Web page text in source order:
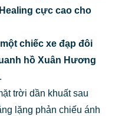
cực cao cho
chiếc xe đạp đôi
hồ Xuân Hương
trời dần khuất sau
lặng phản chiếu ánh